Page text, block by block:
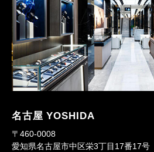
名古屋 YOSHIDA
〒460-0008
愛知県名古屋市中区栄3丁目17番17号